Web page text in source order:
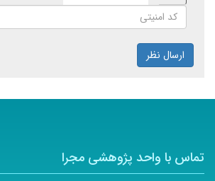
ارسال نظر
تماس با واحد پژوهشی مجرا